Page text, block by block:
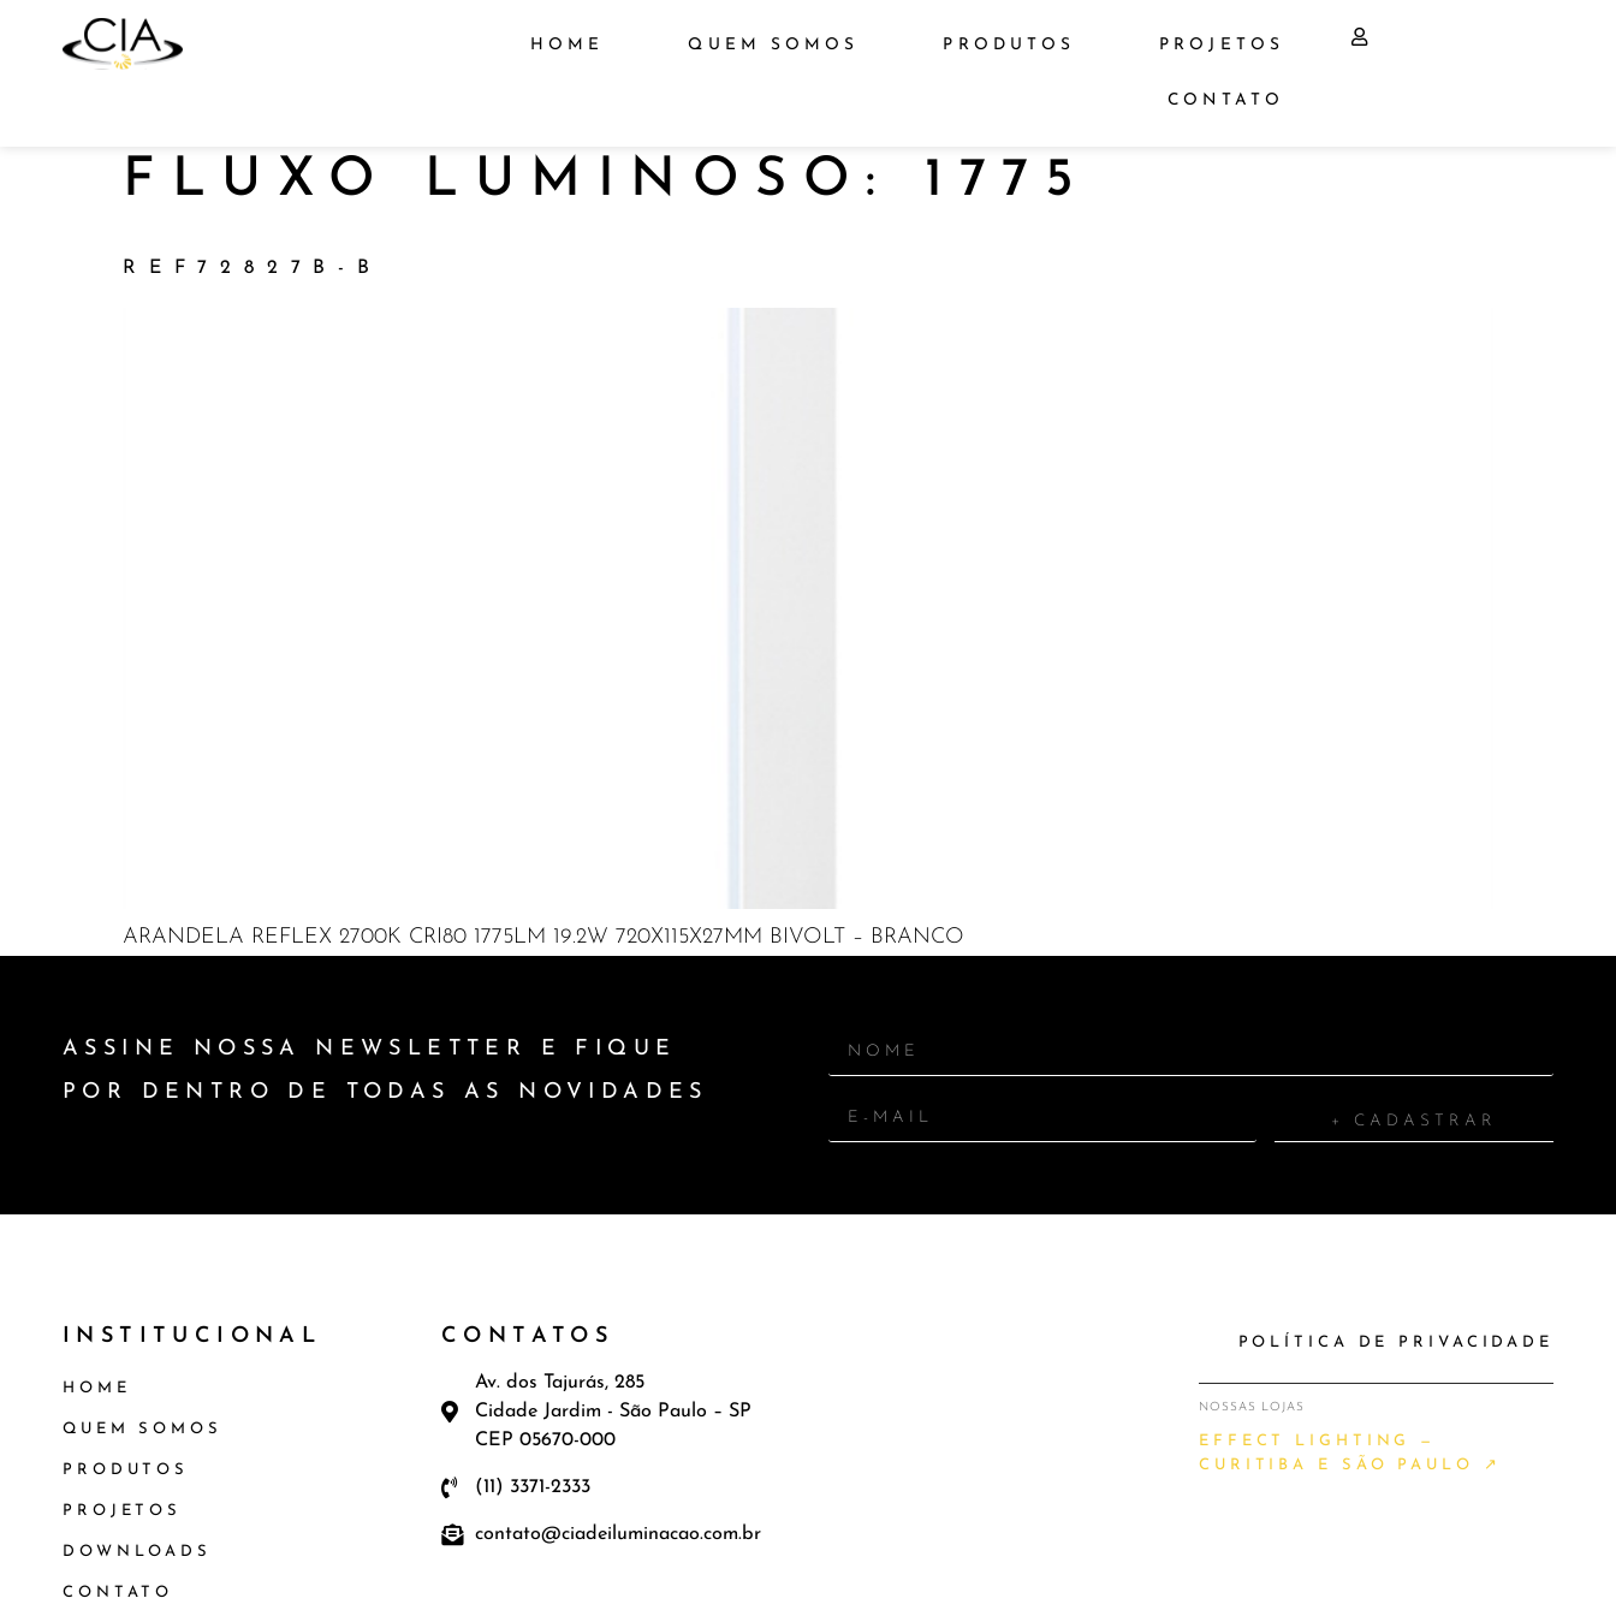
HOME QUEM SOMOS PRODUTOS PROJETOS
CONTATO
FLUXO LUMINOSO: 1775
REF72827B-B
ARANDELA REFLEX 2700K CRI80 1775LM 19.2W 720X115X27MM BIVOLT – BRANCO
ASSINE NOSSA NEWSLETTER E FIQUE
POR DENTRO DE TODAS AS NOVIDADES
+ CADASTRAR
INSTITUCIONAL
HOME
QUEM SOMOS
PRODUTOS
PROJETOS
DOWNLOADS
CONTATO
CONTATOS
Av. dos Tajurás, 285
Cidade Jardim - São Paulo – SP
CEP 05670-000
(11) 3371-2333
contato@ciadeiluminacao.com.br
POLÍTICA DE PRIVACIDADE
NOSSAS LOJAS
EFFECT LIGHTING —
CURITIBA E SÃO PAULO ↗